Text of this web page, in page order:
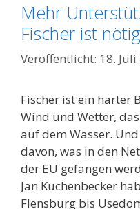
Mehr
Fischer ist nötig
18. Juli
Fischer ist ein harter
Wind und Wetter,
auf dem Wasser.
davon, was in den
der EU gefangen
Jan Kuchenbecker
Flensburg bis